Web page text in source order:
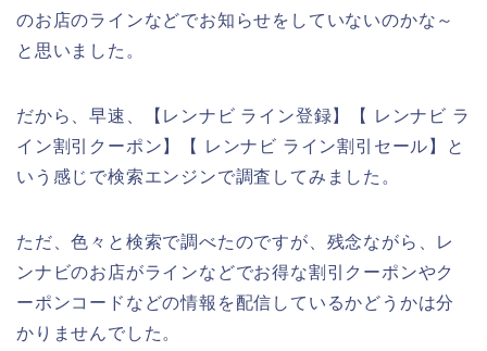
のお店のラインなどでお知らせをしていないのかな～
と思いました。
だから、早速、【レンナビ ライン登録】【 レンナビ ラ
イン割引クーポン】【 レンナビ ライン割引セール】と
いう感じで検索エンジンで調査してみました。
ただ、色々と検索で調べたのですが、残念ながら、レ
ンナビのお店がラインなどでお得な割引クーポンやク
ーポンコードなどの情報を配信しているかどうかは分
かりませんでした。